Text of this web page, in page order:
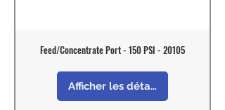
Feed/Concentrate Port - 150 PSI - 20105
Afficher les détails